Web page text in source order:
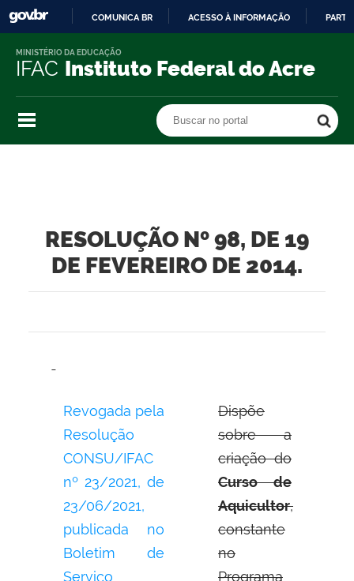
O
COMUNICA BR ACESSO À INFORMAÇÃO
IFAC Instituto Federal do Acre
MINISTÉRIO DA EDUCAÇÃO
Buscar no portal
RESOLUÇÃO Nº 98, DE 19
DE FEVEREIRO DE 2014.
Revogada pela
Resolução
CONSU/IFAC
nº 23/2021, de
23/06/2021,
publicada no
Boletim de
Serviço
Dispõe
sobre a
criação do
Curso de
Aquicultor,
constante
no
Programa